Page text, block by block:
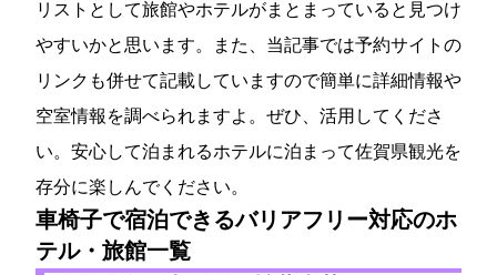
リストとして旅館やホテルがまとまっていると見つけ
やすいかと思います。また、当記事では予約サイトの
リンクも併せて記載していますので簡単に詳細情報や
空室情報を調べられますよ。ぜひ、活用してくださ
い。安心して泊まれるホテルに泊まって佐賀県観光を
存分に楽しんでください。
車椅子で宿泊できるバリアフリー対応のホ
テル・旅館一覧